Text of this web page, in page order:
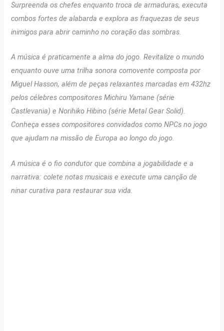
Surpreenda os chefes enquanto troca de armaduras, executa
combos fortes de alabarda e explora as fraquezas de seus
inimigos para abrir caminho no coração das sombras.
A música é praticamente a alma do jogo. Revitalize o mundo
enquanto ouve uma trilha sonora comovente composta por
Miguel Hasson, além de peças relaxantes marcadas em 432hz
pelos célebres compositores Michiru Yamane (série
Castlevania) e Norihiko Hibino (série Metal Gear Solid).
Conheça esses compositores convidados como NPCs no jogo
que ajudam na missão de Europa ao longo do jogo.
A música é o fio condutor que combina a jogabilidade e a
narrativa: colete notas musicais e execute uma canção de
ninar curativa para restaurar sua vida.